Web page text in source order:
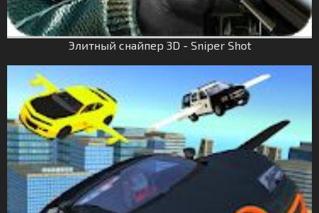
Элитный снайпер 3D - Sniper Shot